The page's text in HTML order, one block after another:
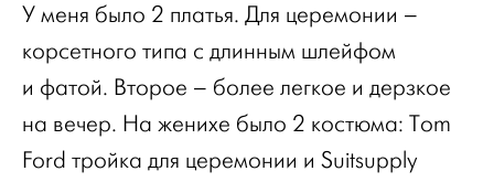
У меня было 2 платья. Для церемонии –
корсетного типа с длинным шлейфом
и фатой. Второе – более легкое и дерзкое
на вечер. На женихе было 2 костюма: Tom
Ford тройка для церемонии и Suitsupply